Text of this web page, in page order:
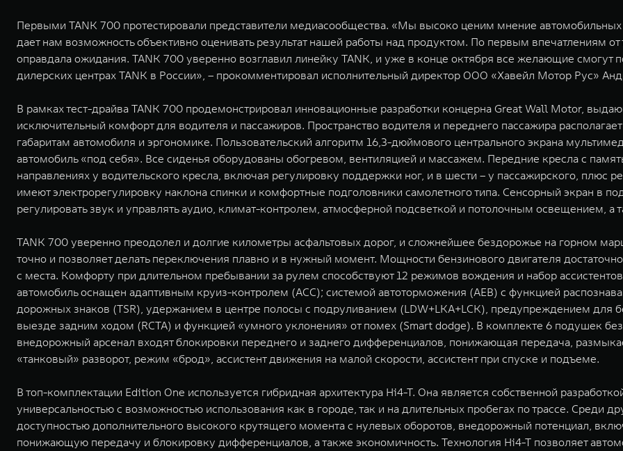
Первыми TANK 700 протестировали представители медиасообщества. «Мы высоко ценим мнение автомобильных
дает нам возможность объективно оценивать результат нашей работы над продуктом. По первым впечатлениям от
оправдала ожидания. TANK 700 уверенно возглавил линейку TANK, и уже в конце октября все желающие
дилерских центрах TANK в России», – прокомментировал исполнительный директор ООО «Хавейл Мотор Рус»
В рамках тест-драйва TANK 700 продемонстрировал инновационные разработки концерна Great Wall Motor,
исключительный комфорт для водителя и пассажиров. Пространство водителя и переднего пассажира
габаритам автомобиля и эргономике. Пользовательский алгоритм 16,3-дюймового центрального экрана
автомобиль «под себя». Все сиденья оборудованы обогревом, вентиляцией и массажем. Передние кресла с
направлениях у водительского кресла, включая регулировку поддержки ног, и в шести – у пассажирского, плюс
имеют электрорегулировку наклона спинки и комфортные подголовники самолетного типа. Сенсорный экран в
регулировать звук и управлять аудио, климат-контролем, атмосферной подсветкой и потолочным освещением,
TANK 700 уверенно преодолел и долгие километры асфальтовых дорог, и сложнейшее бездорожье на горном
точно и позволяет делать переключения плавно и в нужный момент. Мощности бензинового двигателя
с места. Комфорту при длительном пребывании за рулем способствуют 12 режимов вождения и набор
автомобиль оснащен адаптивным круиз-контролем (ACC); системой автоторможения (AEB) с функцией
дорожных знаков (TSR), удержанием в центре полосы с подруливанием (LDW+LKA+LCK), предупреждением для
выезде задним ходом (RCTA) и функцией «умного уклонения» от помех (Smart dodge). В комплекте 6 подушек
внедорожный арсенал входят блокировки переднего и заднего дифференциалов, понижающая передача,
«танковый» разворот, режим «брод», ассистент движения на малой скорости, ассистент при спуске и подъеме.
В топ-комплектации Edition One используется гибридная архитектура Hi4-T. Она является собственной
универсальностью с возможностью использования как в городе, так и на длительных пробегах по трассе. Среди
доступностью дополнительного высокого крутящего момента с нулевых оборотов, внедорожный потенциал,
понижающую передачу и блокировку дифференциалов, а также экономичность. Технология Hi4-T позволяет